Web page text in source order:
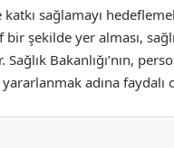
katkı sağlamayı
şekilde yer alması,
Bakanlığı’nın,
adına faydalı